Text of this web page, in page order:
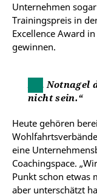
Unternehmen
Trainingspreis in
Excellence Award
gewinnen.
Ein Notnagel
nicht sein.“
Heute gehören
eine
Coachingspace.
Punkt schon etwas
aber unterschätzt